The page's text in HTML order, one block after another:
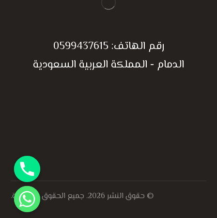
رقم الهاتف: 0599437615
الدمام - المملكة العربية السعودية
© حقوق النشر 2026. جميع الحقوق محفوظة.